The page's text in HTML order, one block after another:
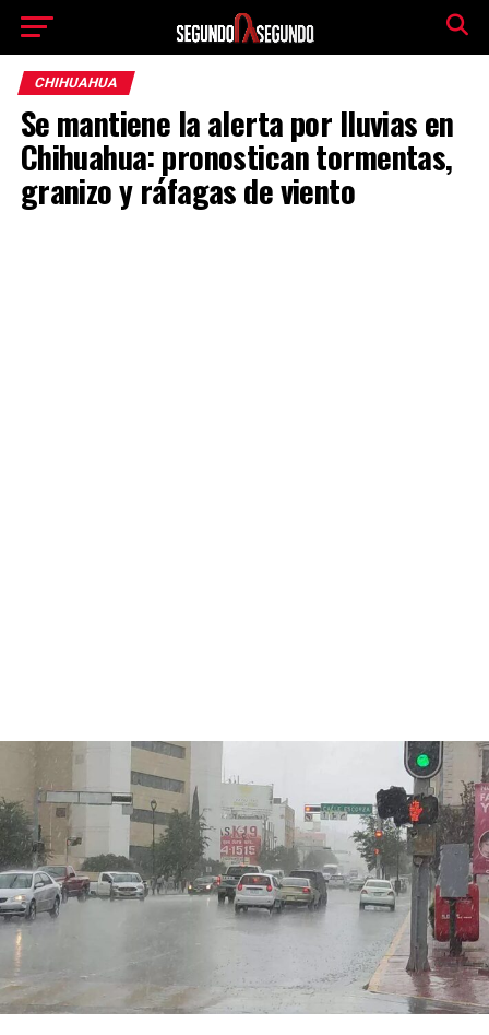
CHIHUAHUA
Se mantiene la alerta por lluvias en
Chihuahua: pronostican tormentas,
granizo y ráfagas de viento